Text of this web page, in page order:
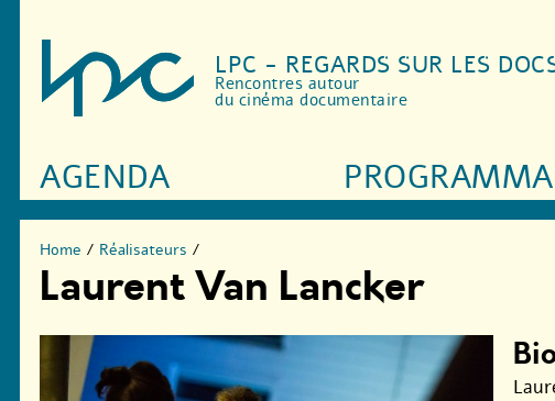
LPC - REGARDS SUR LES
Rencontres autour
du cinéma documentaire
AGENDA
Home / Réalisateurs /
Laurent Van Lancker